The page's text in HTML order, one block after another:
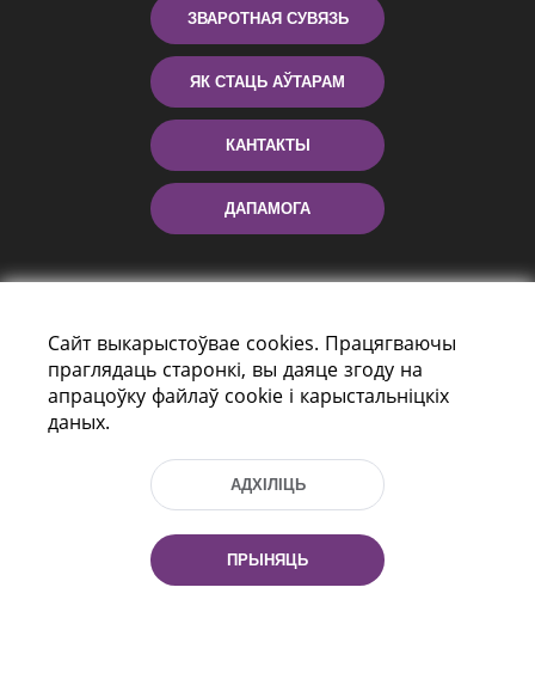
ЗВАРОТНАЯ СУВЯЗЬ
ЯК СТАЦЬ АЎТАРАМ
КАНТАКТЫ
ДАПАМОГА
праспект Незалежнасці 116
г. Мiнск, Рэспубліка Беларусь, 220114
Тэл.: (+375 17) 368 37 37, Факс: (+375 17)
Эл. пошта: inbox@nlb.by
Сайт выкарыстоўвае cookies. Працягваючы
праглядаць старонкі, вы даяце згоду на
апрацоўку файлаў cookie і карыстальніцкіх
даных.
АДХІЛІЦЬ
ПРЫНЯЦЬ